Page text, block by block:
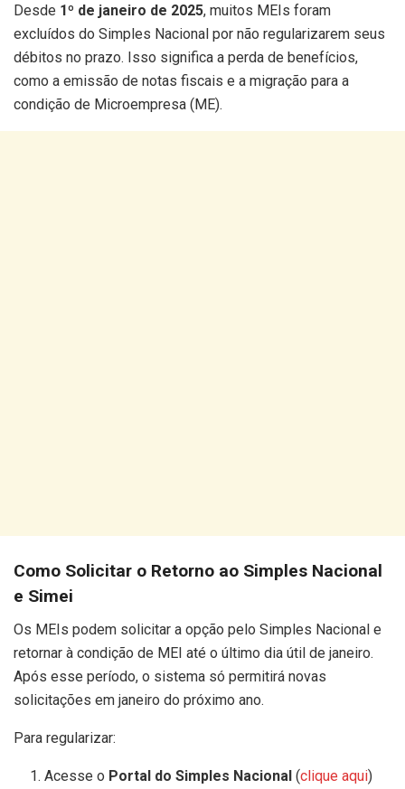
Desde 1º de janeiro de 2025, muitos MEIs foram
excluídos do Simples Nacional por não regularizarem seus
débitos no prazo. Isso significa a perda de benefícios,
como a emissão de notas fiscais e a migração para a
condição de Microempresa (ME).
Como Solicitar o Retorno ao Simples Nacional
e Simei
Os MEIs podem solicitar a opção pelo Simples Nacional e
retornar à condição de MEI até o último dia útil de janeiro.
Após esse período, o sistema só permitirá novas
solicitações em janeiro do próximo ano.
Para regularizar:
Acesse o Portal do Simples Nacional (clique aqui)